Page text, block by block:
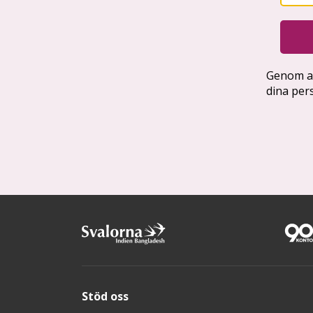
Stöd oss